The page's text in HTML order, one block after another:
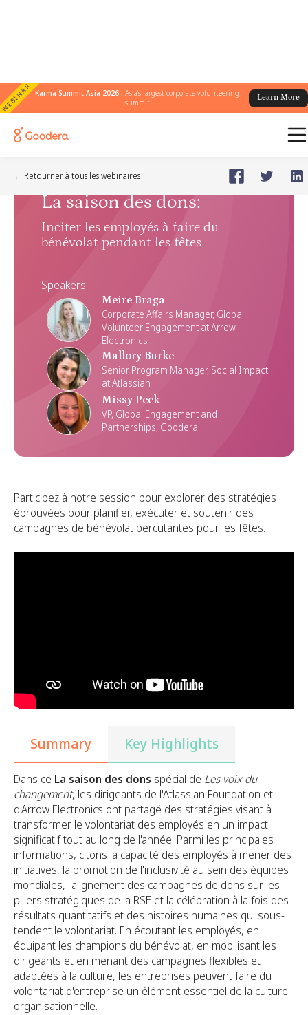
WEBINAR Karma Summit Asia 2026 :Asia's largest corporate volunteering
summit
Learn More
← Retourner à tous les webinaires
🗓️Sep 18, 2024
La saison des dons:
Inciter les employés à faire du
bénévolat pendant les fêtes
Speakers
Meire Braga
Corporate Affairs Manager, Global
Volunteer Engagement at Arrow
Electronics
Mallory Burke
Senior Program Manager, Social Impact
at Atlassian
Missy Peck
VP, Global Engagement and
Partnerships, Goodera
Participez à notre session pour explorer des stratégies
éprouvées pour planifier, exécuter et soutenir des
campagnes de bénévolat percutantes pour les fêtes.
Summary Key Highlights
Dans ce La saison des dons spécial de Les voix du
changement, les dirigeants de l'Atlassian Foundation et
d'Arrow Electronics ont partagé des stratégies visant à
transformer le volontariat des employés en un impact
significatif tout au long de l'année. Parmi les principales
informations, citons la capacité des employés à mener des
initiatives, la promotion de l'inclusivité au sein des équipes
mondiales, l'alignement des campagnes de dons sur les
piliers stratégiques de la RSE et la célébration à la fois des
résultats quantitatifs et des histoires humaines qui sous-
tendent le volontariat. En écoutant les employés, en
équipant les champions du bénévolat, en mobilisant les
dirigeants et en menant des campagnes flexibles et
adaptées à la culture, les entreprises peuvent faire du
volontariat d'entreprise un élément essentiel de la culture
organisationnelle.